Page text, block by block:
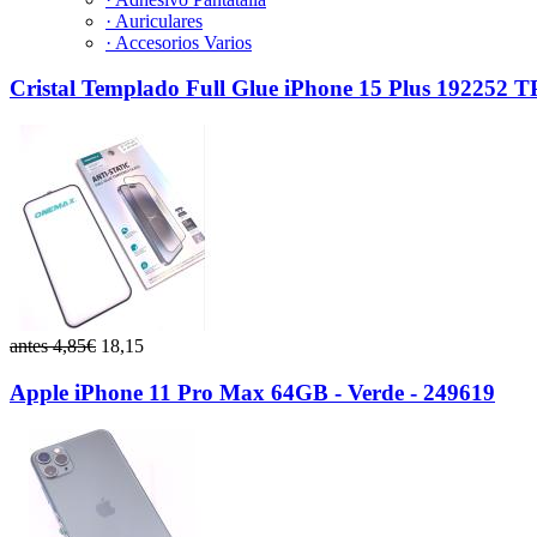
· Auriculares
· Accesorios Varios
Cristal Templado Full Glue iPhone 15 Plus 192252
antes 4,85€ 18,15
Apple iPhone 11 Pro Max 64GB - Verde - 249619